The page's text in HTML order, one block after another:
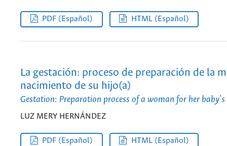
PDF (Español) HTML (Español)
La gestación: proceso de preparación de la
nacimiento de su hijo(a)
Gestation: Preparation process of a woman for her
LUZ MERY HERNÁNDEZ
PDF (Español) HTML (Español)